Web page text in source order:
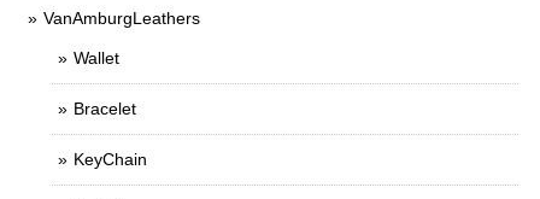
VanAmburgLeathers
Wallet
Bracelet
KeyChain